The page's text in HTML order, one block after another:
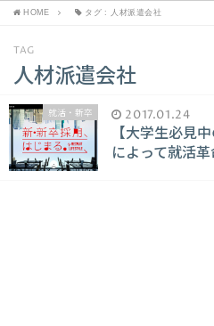
HOME タグ : 人材派遣会社
TAG
人材派遣会社
就活・新卒 2017.01.24
【大学生必見
によって就活革